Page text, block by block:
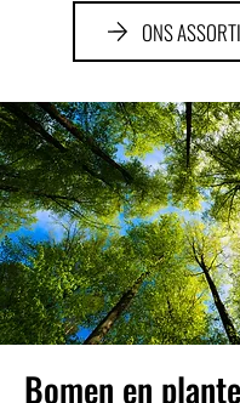
ONS
Bomen en